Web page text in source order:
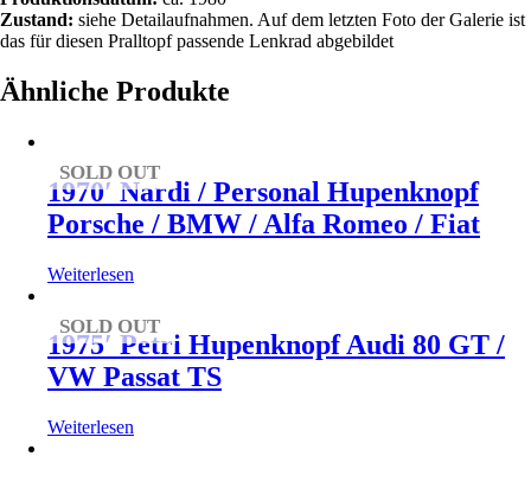
Zustand: siehe Detailaufnahmen. Auf dem letzten Foto der Galerie ist
das für diesen Pralltopf passende Lenkrad abgebildet
Ähnliche Produkte
SOLD OUT
1970′ Nardi / Personal Hupenknopf
Porsche / BMW / Alfa Romeo / Fiat
Weiterlesen
SOLD OUT
1975′ Petri Hupenknopf Audi 80 GT /
VW Passat TS
Weiterlesen